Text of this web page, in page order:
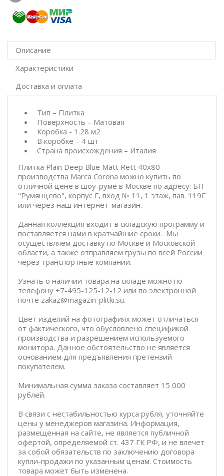
Описание
Характеристики
Доставка и оплата
Тип – Плитка
Поверхность – Матовая
Коробка - 1.28 м2
В коробке – 4 шт
Страна происхождения – Италия
Плитка Plain Deep Blue Matt Rett 40x80
производства Marca Corona можно купить по
отличной цене в шоу-руме в Москве по адресу: БП
"Румянцево", корпус Г, вход № 11, 1 этаж, пав. 119Г
или через наш интернет-магазин.
Данная коллекция входит в складскую программу и
поставляется нами в кратчайшие сроки. Мы
осуществляем доставку по Москве и Московской
области, а также отправляем грузы по всей России
через транспортные компании.
Узнать о наличии товара на складе можно по
телефону +7-495-125-12-12 или по электронной
почте zakaz@magazin-plitki.su.
Цвет изделий на фотографиях может отличаться
от фактического, что обусловлено спецификой
производства и разрешением используемого
монитора. Данное обстоятельство не является
основанием для предъявления претензий
покупателем.
Минимальная сумма заказа составляет 15 000
рублей.
В связи с нестабильностью курса рубля, уточняйте
цены у менеджеров магазина. Информация,
размещенная на сайте, не является публичной
офертой, определяемой ст. 437 ГК РФ, и не влечет
за собой обязательств по заключению договора
купли-продажи по указанным ценам. Стоимость
товара может быть изменена.